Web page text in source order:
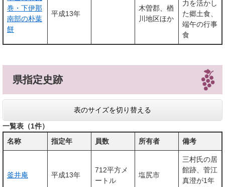
巻・下伊那
南部の朴葉
餅
平成13年
木曽郡、楢
川地区ほか
力を活かし
た郷土食、
端午の行事
食
県指定史跡
表のサイズを切り替える
一覧表（1件）
名称
指定年 員数 所有者 備考
釜井庵 平成13年
712平方メ
ートル
塩尻市
三村氏の居
館跡、菅江
真澄が1年